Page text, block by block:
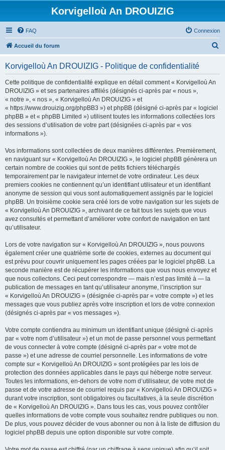
Korvigelloù An DROUIZIG
FAQ Connexion
Accueil du forum
Korvigelloù An DROUIZIG - Politique de confidentialité
Cette politique de confidentialité explique en détail comment « Korvigelloù An
DROUIZIG » et ses partenaires affiliés (désignés ci-après par « nous »,
« notre », « nos », « Korvigelloù An DROUIZIG » et
« https://www.drouizig.org/phpBB3 ») et phpBB (désigné ci-après par « logiciel
phpBB » et « phpBB Limited ») utilisent toutes les informations collectées lors
des sessions d’utilisation de votre part (désignées ci-après par « vos
informations »).
Vos informations sont collectées de deux manières différentes. Premièrement,
en naviguant sur « Korvigelloù An DROUIZIG », le logiciel phpBB génèrera un
certain nombre de cookies qui sont de petits fichiers téléchargés
temporairement par le navigateur internet de votre ordinateur. Les deux
premiers cookies ne contiennent qu’un identifiant utilisateur et un identifiant
anonyme de session qui vous sont automatiquement assignés par le logiciel
phpBB. Un troisième cookie sera créé lors de votre navigation sur les sujets de
« Korvigelloù An DROUIZIG », archivant de ce fait tous les sujets que vous
avez consultés et permettant d’améliorer votre confort de navigation en tant
qu’utilisateur.
Lors de votre navigation sur « Korvigelloù An DROUIZIG », nous pouvons
également créer une quatrième sorte de cookies, externes au document qui
est prévu pour couvrir uniquement les pages créées par le logiciel phpBB. La
seconde manière est de récupérer les informations que vous nous envoyez et
que nous collectons. Ceci peut correspondre — mais n’est pas limité à — la
publication de messages en tant qu’utilisateur anonyme, l’inscription sur
« Korvigelloù An DROUIZIG » (désignée ci-après par « votre compte ») et les
messages que vous publiez après votre inscription et lors de votre connexion
(désignés ci-après par « vos messages »).
Votre compte contiendra au minimum un identifiant unique (désigné ci-après
par « votre nom d’utilisateur ») et un mot de passe personnel vous permettant
de vous connecter à votre compte (désigné ci-après par « votre mot de
passe ») et une adresse de courriel personnelle. Les informations de votre
compte sur « Korvigelloù An DROUIZIG » sont protégées par les lois de
protection des données applicables dans le pays qui héberge notre serveur.
Toutes les informations, en-dehors de votre nom d’utilisateur, de votre mot de
passe et de votre adresse de courriel requis par « Korvigelloù An DROUIZIG »
durant votre inscription, sont obligatoires ou facultatives, à la seule discrétion
de « Korvigelloù An DROUIZIG ». Dans tous les cas, vous pouvez contrôler
quelles informations de votre compte vous souhaitez rendre publiques ou non.
De plus, vous pouvez décider de vous abonner ou non à la liste de diffusion du
logiciel phpBB depuis une option disponible sur votre compte.